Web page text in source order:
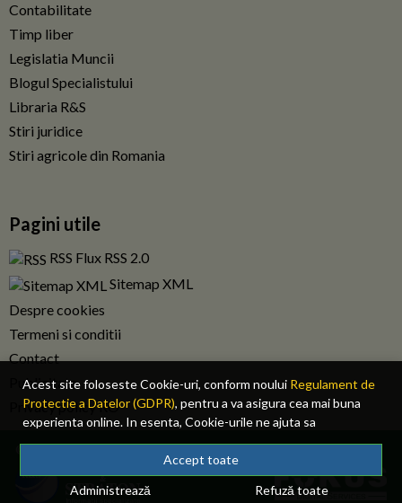
Acest site foloseste Cookie-uri, conform noului Regulament de
Protectie a Datelor (GDPR), pentru a va asigura cea mai buna
experienta online. In esenta, Cookie-urile ne ajuta sa
imbunatatim continutul de pe site, oferindu-va dvs., cititorul, o
experienta online personalizata si mult mai rapida. Ele sunt
folosite doar de site-ul nostru si partenerii nostri de incredere.
AICIpentru detalii despre politica de Cookie-uri.
Accept toate
Administrează
Refuză toate
Contabilitate
Timp liber
Legislatia Muncii
Blogul Specialistului
Libraria R&S
Stiri juridice
Stiri agricole din Romania
Pagini utile
RSS Flux RSS 2.0
Sitemap XML
Despre cookies
Termeni si conditii
Contact
Publicitate
Privacy policy RO
© 2026 Fiscalitatea.ro. Toate drepturile rezervate.